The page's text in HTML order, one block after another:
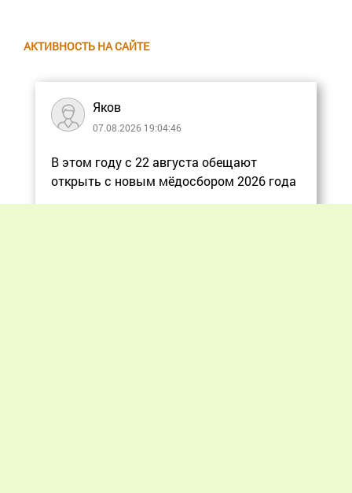
АКТИВНОСТЬ НА САЙТЕ
Яков
07.08.2026 19:04:46
В этом году с 22 августа обещают
открыть с новым мёдосбором 2026 года